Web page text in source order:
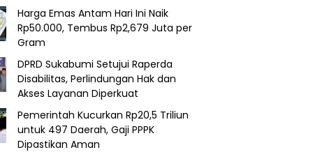
Harga Emas Antam Hari Ini Naik
Rp50.000, Tembus Rp2,679 Juta per
Gram
DPRD Sukabumi Setujui Raperda
Disabilitas, Perlindungan Hak dan
Akses Layanan Diperkuat
Pemerintah Kucurkan Rp20,5 Triliun
untuk 497 Daerah, Gaji PPPK
Dipastikan Aman